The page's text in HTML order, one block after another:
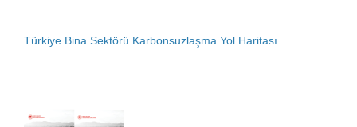
Türkiye Bina Sektörü Karbonsuzlaşma Yol Haritası